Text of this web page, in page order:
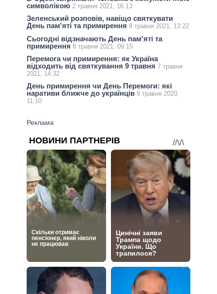
символікою 2 травня 2021, 16:13
Зеленський розповів, навіщо святкувати
День пам'яті та примирення 8 травня 2021, 13:22
Сьогодні відзначають День пам'яті та
примирення 8 травня 2021, 09:15
Перемога чи примирення: як Україна
відходить від святкування 9 травня 7 травня
2021, 14:32
День примирення чи День Перемоги: які
наративи ближче до українців 9 травня 2020,
11:10